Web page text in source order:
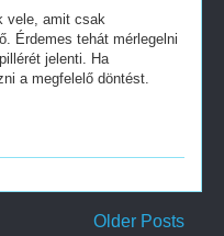
vele, amit csak
Érdemes tehát mérlegelni
jelenti. Ha
a megfelelő döntést.
Older Posts